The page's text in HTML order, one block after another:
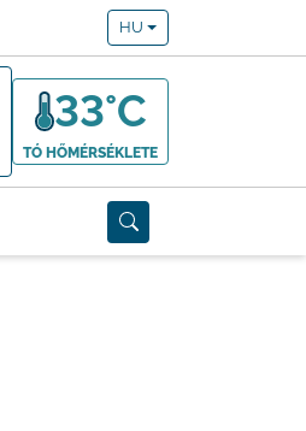
HU
33°C
TÓ HŐMÉRSÉKLETE